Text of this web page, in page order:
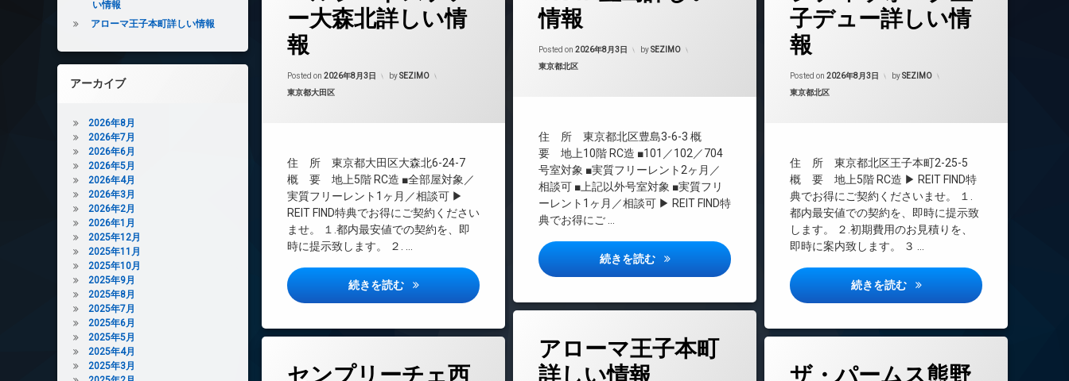
ー大森北詳しい情
報
Posted on 2026年8月3日 bySEZIMO
カテゴリー:
東京都大田区
住 所 東京都大田区大森北6-24-7
概 要 地上5階 RC造 ■全部屋対象／
実質フリーレント1ヶ月／相談可 ▶
REIT FIND特典でお得にご契約ください
ませ。 １.都内最安値での契約を、即
時に提示致します。 ２. …
続きを読む ベルシードステアー大森北詳しい情報
24時間管理
CATV
REIT系ブランドマンション
デザイナーズ
内廊下
宅配ボックス
敷地内ゴミ置き場
防犯カメラ
情報
Posted on 2026年8月3日 bySEZIMO
カテゴリー:
東京都北区
住 所 東京都北区豊島3-6-3 概
要 地上10階 RC造 ■101／102／704
号室対象 ■実質フリーレント2ヶ月／
相談可 ■上記以外号室対象 ■実質フリ
ーレント1ヶ月／相談可 ▶ REIT FIND特
典でお得にご …
続きを読む VISTA豊島詳しい情報
24時間管理
CATV
インターネット無料
エレベーター
オートロック
デザイナーズ
ペット可
敷地内ゴミ置き場
防犯カメラ
子デュー詳しい情
報
Posted on 2026年8月3日 bySEZIMO
カテゴリー:
東京都北区
住 所 東京都北区王子本町2-25-5
概 要 地上5階 RC造 ▶ REIT FIND特
典でお得にご契約くださいませ。 １.
都内最安値での契約を、即時に提示致
します。 ２.初期費用のお見積りを、
即時に案内致します。 ３ …
続きを読む シティウォーク王子デュー詳し
24時間管理
CATV
REIT系ブランドマンション
デザイナーズ
宅配ボックス
防犯カメラ
アローマ王子本町
詳しい情報
24時間管理
センプリーチェ西
ザ・パームス熊野
い情報
アローマ王子本町詳しい情報
アーカイブ
2026年8月
2026年7月
2026年6月
2026年5月
2026年4月
2026年3月
2026年2月
2026年1月
2025年12月
2025年11月
2025年10月
2025年9月
2025年8月
2025年7月
2025年6月
2025年5月
2025年4月
2025年3月